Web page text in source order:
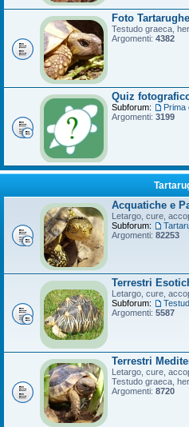
Foto
Testudo graeca,
Argomenti: 4382
Quiz
Subforum: Prima
Argomenti: 3199
Acquatiche e
Letargo, cure,
Subforum:
Argomenti: 82253
Terrestri
Letargo, cure,
Subforum:
Argomenti: 5587
Terrestri
Letargo, cure,
Testudo graeca,
Argomenti: 8720